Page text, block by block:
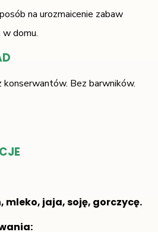
na urozmaicenie zabaw
domu.
konserwantów. Bez barwników.
mleko, jaja, soję, gorczycę.